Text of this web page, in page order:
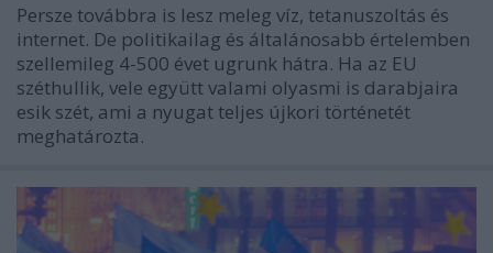
Persze továbbra is lesz meleg víz, tetanuszoltás és
internet. De politikailag és általánosabb értelemben
szellemileg 4-500 évet ugrunk hátra. Ha az EU
széthullik, vele együtt valami olyasmi is darabjaira
esik szét, ami a nyugat teljes újkori történetét
meghatározta.